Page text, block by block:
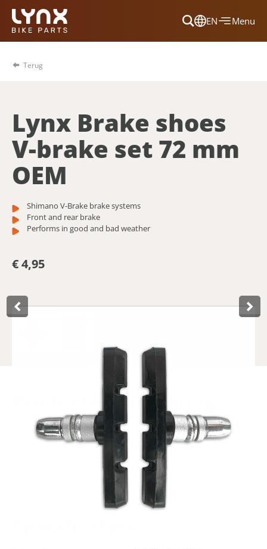
EN
Dansk
Nederlands
Menu
Terug
Lynx Brake shoes
V-brake set 72 mm
OEM
Shimano V-Brake brake systems
Front and rear brake
Performs in good and bad weather
€ 4,95
Product­omschrijving
The universal V-Brake 72 mm brake shoes from Lynx in
OEM packaging are suitable for the Shimano V-Brake brake
systems. The brake shoes are suitable for both front and
rear brake. Perform well in both good and bad weather.
The brake pads are packed as a set in a bag, provided with